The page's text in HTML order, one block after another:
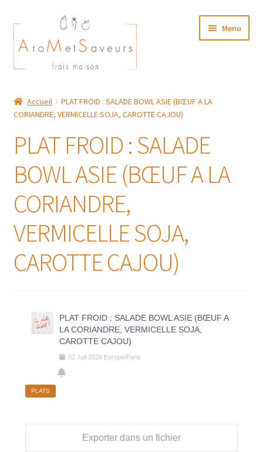
Aller
à
la
navigation
Aller
au
contenu
Menu
Plat du Jour/ Menu Week end
NOS BOUTIQUES
MON COMPTE
Accueil
PLAT FROID : SALADE BOWL ASIE (BŒUF A LA
CORIANDRE, VERMICELLE SOJA, CAROTTE CAJOU)
PLAT FROID : SALADE
BOWL ASIE (BŒUF A LA
CORIANDRE,
VERMICELLE SOJA,
CAROTTE CAJOU)
PLAT FROID : SALADE BOWL ASIE (BŒUF A
LA CORIANDRE, VERMICELLE SOJA,
CAROTTE CAJOU)
02 Juil 2026 Europe/Paris
PLATS
Exporter dans un fichier